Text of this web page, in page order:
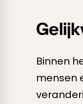
Binnen
mensen